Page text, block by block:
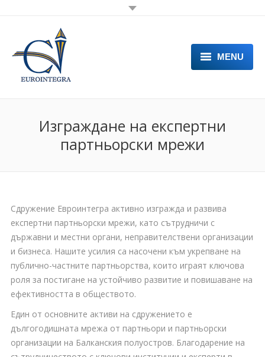
MENU
ПРОЕКТИ
ЗА ЕКИПА
ПАРТНЬОРИ
КОНТАКТИ
Изграждане на експертни
партньорски мрежи
Сдружение Евроинтегра активно изгражда и развива
експертни партньорски мрежи, като сътрудничи с
държавни и местни органи, неправителствени организации
и бизнеса. Нашите усилия са насочени към укрепване на
публично-частните партньорства, които играят ключова
роля за постигане на устойчиво развитие и повишаване на
ефективността в обществото.
Един от основните активи на сдружението е
дългогодишната мрежа от партньори и партньорски
организации на Балканския полуостров. Благодарение на